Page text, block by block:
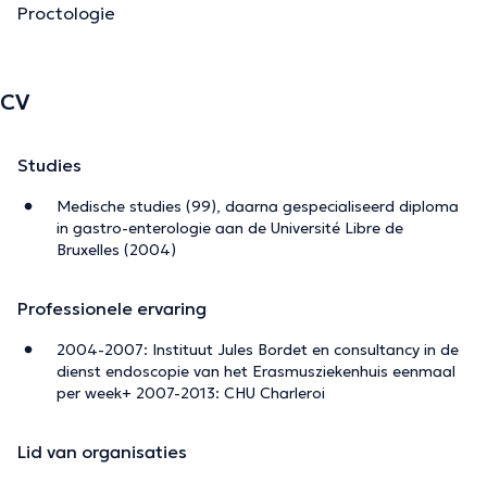
Proctologie
CV
Studies
Medische studies (99), daarna gespecialiseerd diploma
in gastro-enterologie aan de Université Libre de
Bruxelles (2004)
Professionele ervaring
2004-2007: Instituut Jules Bordet en consultancy in de
dienst endoscopie van het Erasmusziekenhuis eenmaal
per week+ 2007-2013: CHU Charleroi
Lid van organisaties